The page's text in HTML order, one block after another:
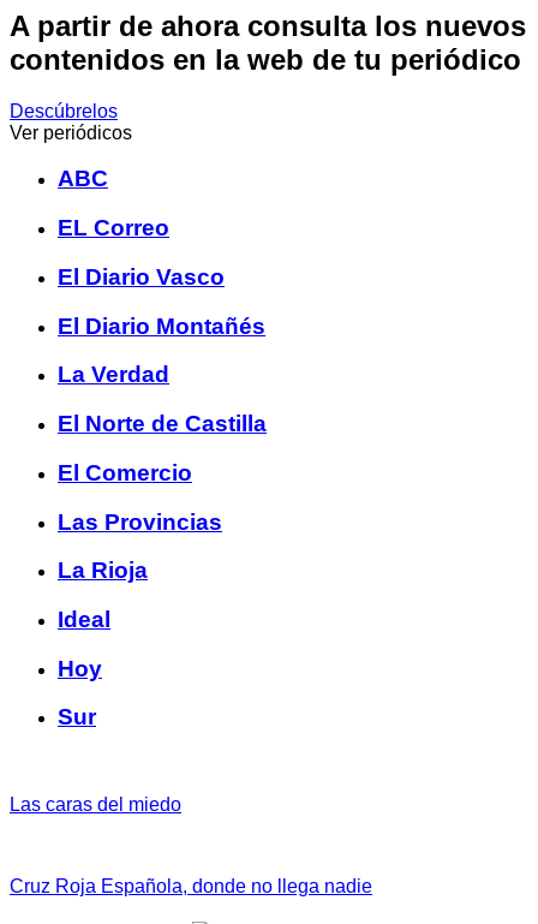
A partir de ahora consulta los nuevos
contenidos en la web de tu periódico
Descúbrelos
Ver periódicos
ABC
EL Correo
El Diario Vasco
El Diario Montañés
La Verdad
El Norte de Castilla
El Comercio
Las Provincias
La Rioja
Ideal
Hoy
Sur
Las caras del miedo
Cruz Roja Española, donde no llega nadie